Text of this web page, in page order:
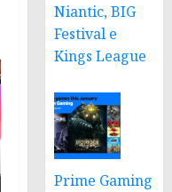
Niantic, BIG
Festival e
Kings League
Prime Gaming